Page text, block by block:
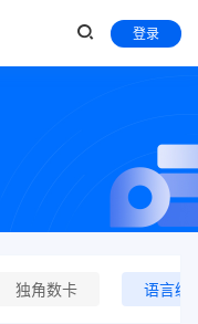
登录
独角数卡 语言编